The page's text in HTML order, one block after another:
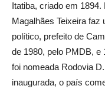
Itatiba, criado em
Magalhães Teixeira faz
político, prefeito de
de 1980, pelo PMDB, e
foi nomeada Rodovia
inaugurada, o país